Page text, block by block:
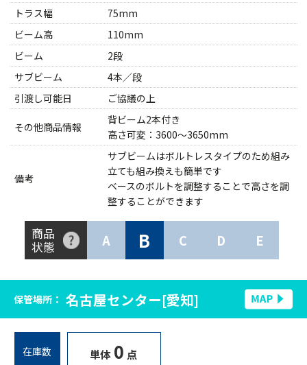
トラス幅
75mm
ビーム高
110mm
ビーム
2段
サブビーム
4本／段
引渡し可能日
ご協議の上
その他商品情報
背ビーム2本付き
高さ可変：3600～3650mm
備考
サブビームはボルトレスタイプのため組み
立ても組み換えも簡単です
ベースのボルトを調整することで高さを調
整することができます
商品
状態
A B C D E
保管場所： 名古屋センター[愛知]
在庫数 単体 0 点